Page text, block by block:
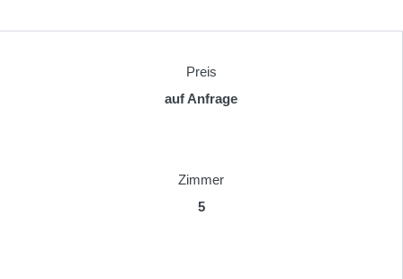
Preis
auf Anfrage
Zimmer
5